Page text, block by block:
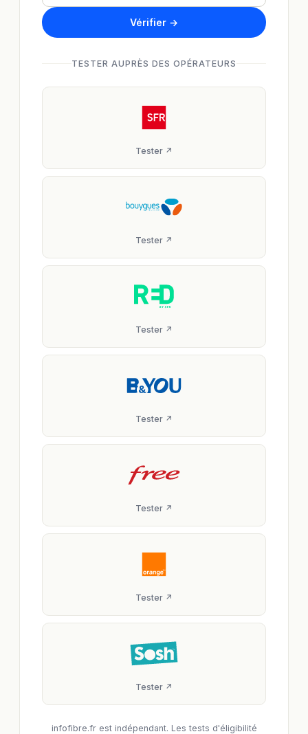
Vérifier →
TESTER AUPRÈS DES OPÉRATEURS
Tester ↗
Tester ↗
Tester ↗
Tester ↗
Tester ↗
Tester ↗
Tester ↗
infofibre.fr est indépendant. Les tests d'éligibilité